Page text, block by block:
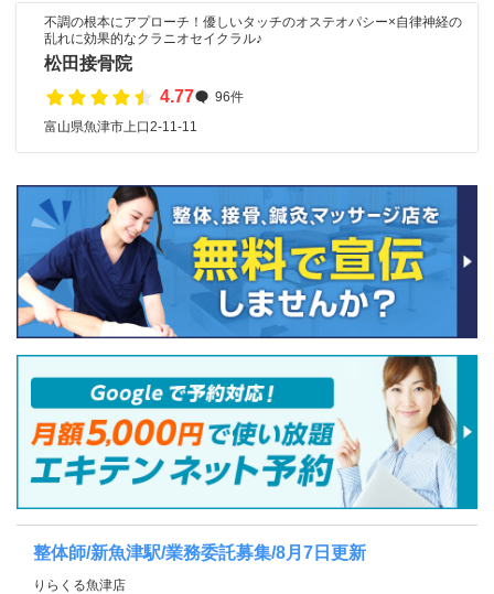
不調の根本にアプローチ！優しいタッチのオステオパシー×自律神経の
乱れに効果的なクラニオセイクラル♪
松田接骨院
4.77
96件
富山県魚津市上口2-11-11
整体師/新魚津駅/業務委託募集/8月7日更新
りらくる魚津店